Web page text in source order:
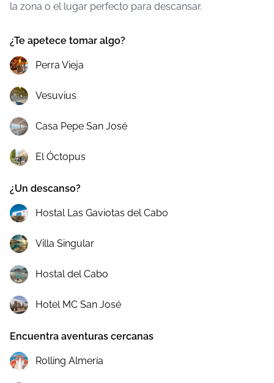
la zona o el lugar perfecto para descansar.
¿Te apetece tomar algo?
Perra Vieja
Vesuvius
Casa Pepe San José
El Óctopus
¿Un descanso?
Hostal Las Gaviotas del Cabo
Villa Singular
Hostal del Cabo
Hotel MC San José
Encuentra aventuras cercanas
Rolling Almería